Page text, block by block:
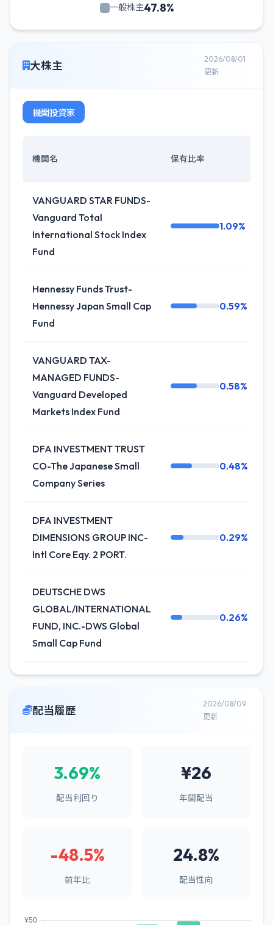
一般株主47.8%
大株主
2026/08/01
更新
機関投資家
機関名 保有比率
VANGUARD STAR FUNDS-
Vanguard Total
International Stock Index
Fund
1.09%
Hennessy Funds Trust-
Hennessy Japan Small Cap
Fund
0.59%
VANGUARD TAX-
MANAGED FUNDS-
Vanguard Developed
Markets Index Fund
0.58%
DFA INVESTMENT TRUST
CO-The Japanese Small
Company Series
0.48%
DFA INVESTMENT
DIMENSIONS GROUP INC-
Intl Core Eqy. 2 PORT.
0.29%
DEUTSCHE DWS
GLOBAL/INTERNATIONAL
FUND, INC.-DWS Global
Small Cap Fund
0.26%
配当履歴
2026/08/09
更新
3.69%
配当利回り
¥26
年間配当
-48.5%
前年比
24.8%
配当性向